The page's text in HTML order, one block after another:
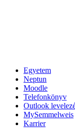
Egyetem
Neptun
Moodle
Telefonkönyv
Outlook
MySemmelweis
Karrier